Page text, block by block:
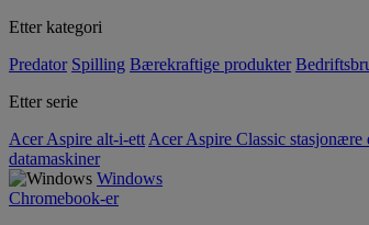
Etter kategori
Predator Spilling Bærekraftige produkter
Etter serie
Acer Aspire alt-i-ett Acer Aspire Classic stasjonære
datamaskiner
Windows
Chromebook-er